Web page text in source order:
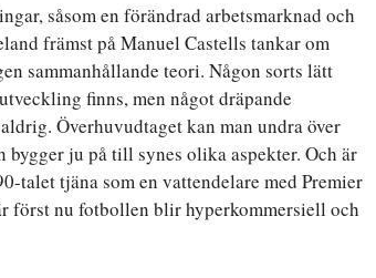
såsom en förändrad arbetsmarknad och
främst på Manuel Castells tankar om
sammanhållande teori. Någon sorts lätt
finns, men något dräpande
Överhuvudtaget kan man undra över
ju på till synes olika aspekter. Och är
talet tjäna som en vattendelare med Premier
först nu fotbollen blir hyperkommersiell och